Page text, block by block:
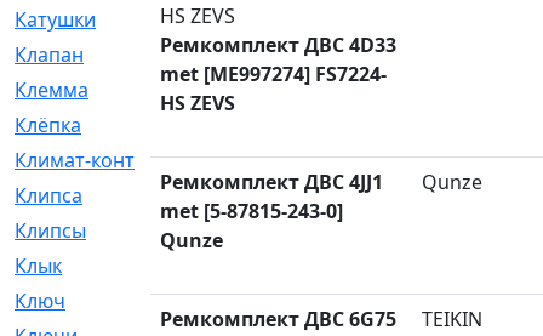
Катушки
[291]
Клапан
[375]
Клемма
[5]
Клёпка
Климат-контроль
[3]
Клипса
[21]
Клипсы
[321]
Клык
Ключ
[2]
Ремкомплект ДВС 4D33
met [ME997274] FS7224-
HS ZEVS
Ремкомплект ДВС 4JJ1
met [5-87815-243-0]
Qunze
Qunze
Ремкомплект ДВС 6G75
TEIKIN